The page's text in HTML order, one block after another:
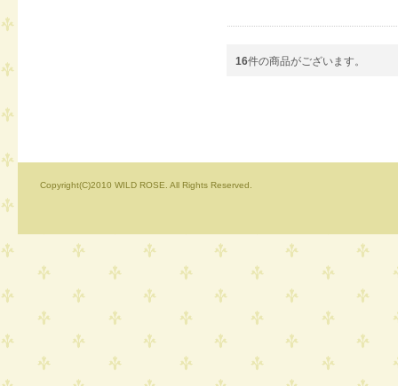
16件の商品がございます。
Copyright(C)2010 WILD ROSE. All Rights Reserved.